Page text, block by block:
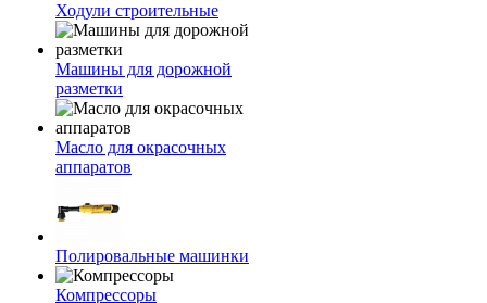
Ходули строительные
Машины для дорожной
разметки
Масло для окрасочных
аппаратов
Полировальные машинки
Компрессоры